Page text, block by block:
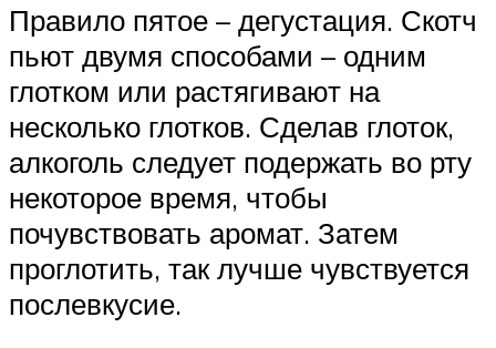
Правило пятое – дегустация. Скотч
пьют двумя способами – одним
глотком или растягивают на
несколько глотков. Сделав глоток,
алкоголь следует подержать во рту
некоторое время, чтобы
почувствовать аромат. Затем
проглотить, так лучше чувствуется
послевкусие.